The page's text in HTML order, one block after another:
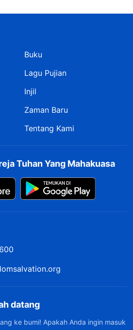
Buku
Lagu Pujian
Injil
Zaman Baru
Tentang Kami
Tuhan Yang Mahakuasa
datang
ke bumi! Apakah Anda ingin masuk